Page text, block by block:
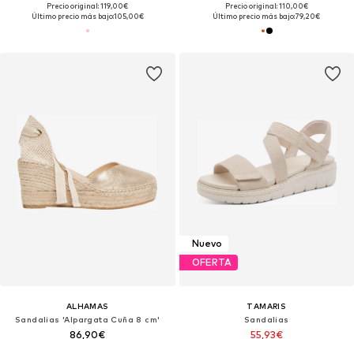
Precio original: 119,00€
Último precio más bajo:105,00€
Precio original: 110,00€
Último precio más bajo:79,20€
ALHAMAS
Sandalias 'Alpargata Cuña 8 cm'
86,90€
Nuevo
OFERTA
TAMARIS
Sandalias
55,93€